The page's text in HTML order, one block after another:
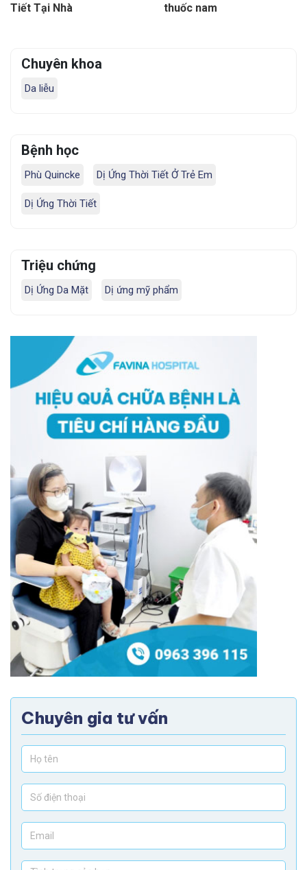
Tiết Tại Nhà thuốc nam
Chuyên khoa
Da liễu
Bệnh học
Phù Quincke Dị Ứng Thời Tiết Ở Trẻ Em
Dị Ứng Thời Tiết
Triệu chứng
Dị Ứng Da Mặt Dị ứng mỹ phẩm
Chuyên gia tư vấn